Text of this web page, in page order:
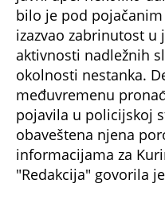
bilo je pod
izazvao zabrinutost
aktivnosti nadležnih
okolnosti nestanka.
međuvremenu
pojavila u policijskoj
obaveštena njena
informacijama za
"Redakcija" govorila